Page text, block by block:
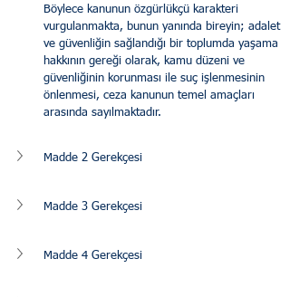
Böy­lece kanunun özgürlükçü karakteri
vurgulanmakta, bunun yanında bire­yin; adalet
ve güvenliğin sağlandığı bir toplumda yaşama
hakkının gereği olarak, kamu düzeni ve
güvenliğinin korunması ile suç işlenmesinin
önlen­mesi, ceza kanunun temel amaçları
arasında sayılmaktadır.
Madde 2 Gerekçesi
Madde 3 Gerekçesi
Madde 4 Gerekçesi